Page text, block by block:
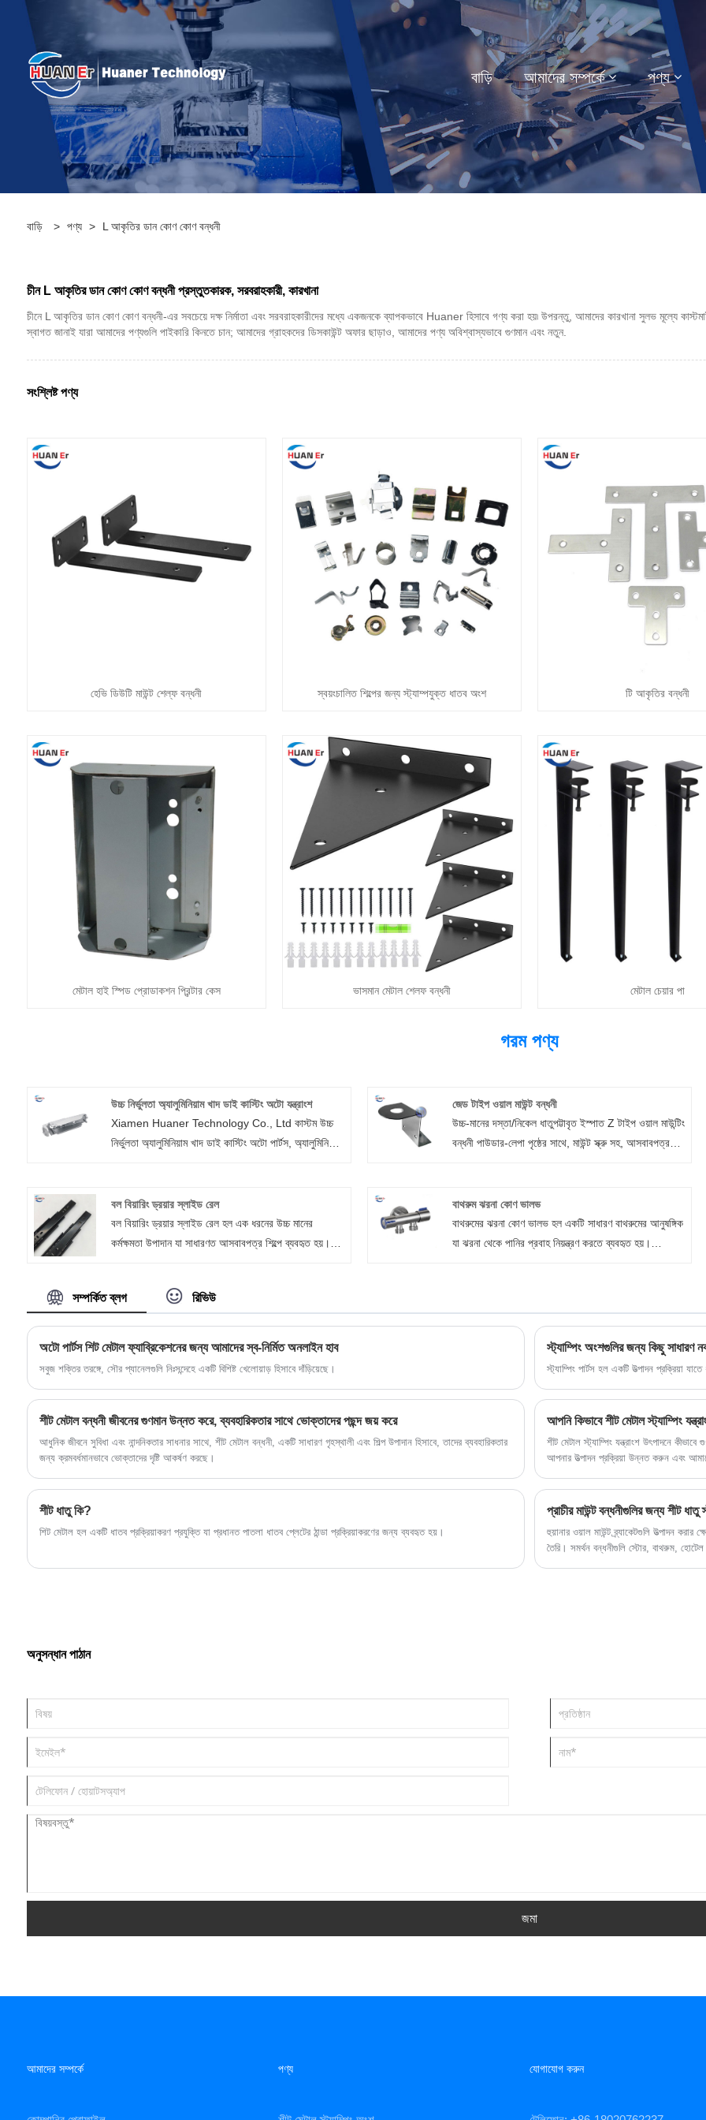
বাড়ি আমাদের সম্পর্কে পণ্য
বাড়ি > পণ্য > L আকৃতির ডান কোণ কোণ বন্ধনী
চীন L আকৃতির ডান কোণ কোণ বন্ধনী প্রস্তুতকারক, সরবরাহকারী, কারখানা
চীনে L আকৃতির ডান কোণ কোণ বন্ধনী-এর সবচেয়ে দক্ষ নির্মাতা এবং সরবরাহকারীদের মধ্যে একজনকে ব্যাপকভাবে Huaner হিসাবে গণ্য করা হয়৷ উপরন্তু, আমাদের কারখানা সুলভ মূল্যে
স্বাগত জানাই যারা আমাদের পণ্যগুলি পাইকারি কিনতে চান; আমাদের গ্রাহকদের ডিসকাউন্ট অফার ছাড়াও, আমাদের পণ্য অবিশ্বাস্যভাবে গুণমান এবং নতুন.
সংশ্লিষ্ট পণ্য
হেভি ডিউটি ​​মাউন্ট শেল্ফ বন্ধনী স্বয়ংচালিত শিল্পের জন্য স্ট্যাম্পযুক্ত ধাতব অংশ টি আকৃতির বন্ধনী
মেটাল হাই স্পিড প্রোডাকশন প্রিন্টার কেস ভাসমান মেটাল শেলফ বন্ধনী মেটাল চেয়ার পা
গরম পণ্য
উচ্চ নির্ভুলতা অ্যালুমিনিয়াম খাদ ডাই কাস্টিং অটো যন্ত্রাংশ
Xiamen Huaner Technology Co., Ltd কাস্টম উচ্চ
নির্ভুলতা অ্যালুমিনিয়াম খাদ ডাই কাস্টিং অটো পার্টস, অ্যালুমিনিয়াম
কারখানাটি উন্নত সরঞ্জামগুলির মালিক, যা উচ্চ মানের উচ্চ সরবরাহ
করতে পারে। নির্ভুলতা এবং খরচ কার্যকর অ্যালুমিনিয়াম খাদ ডাই
ঢালাই স্বয়ংক্রিয় খুচরা যন্ত্রাংশ.
জেড টাইপ ওয়াল মাউন্ট বন্ধনী
উচ্চ-মানের দস্তা/নিকেল ধাতুপট্টাবৃত ইস্পাত Z টাইপ ওয়াল মাউন্টিং
বন্ধনী পাউডার-লেপা পৃষ্ঠের সাথে, মাউন্ট স্ক্রু সহ, আসবাবপত্র
বল বিয়ারিং ড্রয়ার স্লাইড রেল
বল বিয়ারিং ড্রয়ার স্লাইড রেল হল এক ধরনের উচ্চ মানের
কর্মক্ষমতা উপাদান যা সাধারণত আসবাবপত্র শিল্পে ব্যবহৃত হয়।
যা মসৃণ, সহজ স্লাইডিং প্রদান করতে বল বিয়ারিং ব্যবহার করে।
এবং নির্ভরযোগ্যতা সহ, আধুনিক আসবাবপত্র ডিজাইনের একটি
অবিচ্ছেদ্য অংশ হয়ে উঠেছে। এর উচ্চ কার্যকারিতা এবং ব্যবহারের
বাড়ায়।
বাথরুম ঝরনা কোণ ভালভ
বাথরুমের ঝরনা কোণ ভালভ হল একটি সাধারণ বাথরুমের আনুষঙ্গিক
যা ঝরনা থেকে পানির প্রবাহ নিয়ন্ত্রণ করতে ব্যবহৃত হয়।
নিরাপত্তার জন্য একটি গ্যারান্টিও প্রদান করে।
সম্পর্কিত ব্লগ রিভিউ
অটো পার্টস শিট মেটাল ফ্যাব্রিকেশনের জন্য আমাদের স্ব-নির্মিত অনলাইন হাব
সবুজ শক্তির তরঙ্গে, সৌর প্যানেলগুলি নিঃসন্দেহে একটি বিশিষ্ট খেলোয়াড় হিসাবে দাঁড়িয়েছে।
স্ট্যাম্পিং অংশগুলির জন্য কিছু সাধারণ
স্ট্যাম্পিং পার্টস হল একটি উত্পাদন প্রক্রিয়া
শীট মেটাল বন্ধনী জীবনের গুণমান উন্নত করে, ব্যবহারিকতার সাথে ভোক্তাদের পছন্দ জয় করে
আধুনিক জীবনে সুবিধা এবং নান্দনিকতার সাধনার সাথে, শীট মেটাল বন্ধনী, একটি সাধারণ গৃহস্থালী এবং শিল্প উপাদান হিসাবে, তাদের ব্যবহারিকতার
জন্য ক্রমবর্ধমানভাবে ভোক্তাদের দৃষ্টি আকর্ষণ করছে।
আপনি কিভাবে শীট মেটাল স্ট্যাম্পিং
শীট মেটাল স্ট্যাম্পিং যন্ত্রাংশ উৎপাদনে
আপনার উত্পাদন প্রক্রিয়া উন্নত করুন এবং
শীট ধাতু কি?
‌শিট মেটাল হল একটি ধাতব প্রক্রিয়াকরণ প্রযুক্তি যা প্রধানত পাতলা ধাতব প্লেটের ঠান্ডা প্রক্রিয়াকরণের জন্য ব্যবহৃত হয়।
প্রাচীর মাউন্ট বন্ধনীগুলির জন্য শীট ধাতু
হুয়ানার ওয়াল মাউন্ট ব্র্যাকেটগুলি উত্পাদন করার
তৈরি। সমর্থন বন্ধনীগুলি স্টোর, বাথরুম,
অনুসন্ধান পাঠান
জমা
আমাদের সম্পর্কে পণ্য যোগাযোগ করুন